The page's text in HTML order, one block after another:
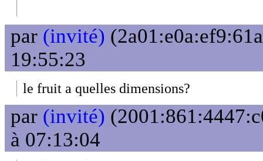
par (invité)
19:55:23
le fruit a quelles dimensions?
par (invité)
à 07:13:04